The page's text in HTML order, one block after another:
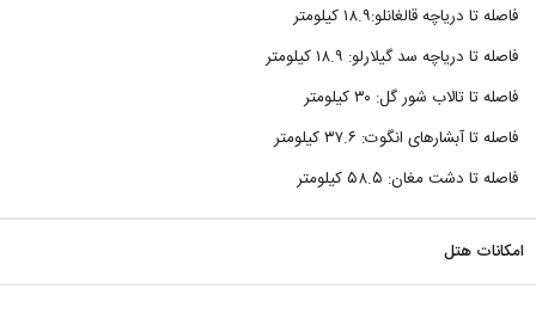
فاصله تا دریاچه قالغانلو:۱۸.۹ کیلومتر
فاصله تا دریاچه سد گیلارلو: ۱۸.۹ کیلومتر
فاصله تا تالاب شور گل: ۳۰ کیلومتر
فاصله تا آبشارهای انگوت: ۳۷.۶ کیلومتر
فاصله تا دشت مغان: ۵۸.۵ کیلومتر
امکانات هتل